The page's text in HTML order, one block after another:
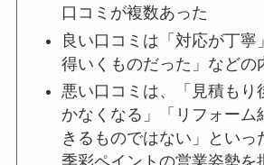
口コミが複数あった
良い口コミは「対応が丁寧
得いくものだった」などの
悪い口コミは、「見積もり
かなくなる」「リフォーム
きるものではない」といっ
季彩ペイントの営業姿勢を